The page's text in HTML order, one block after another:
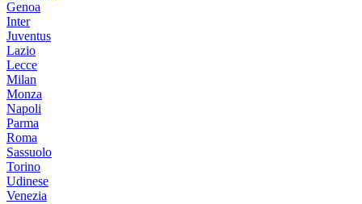
Genoa
Inter
Juventus
Lazio
Lecce
Milan
Monza
Napoli
Parma
Roma
Sassuolo
Torino
Udinese
Venezia